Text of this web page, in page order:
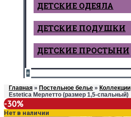
ДЕТCКИЕ ОДЕЯЛА
ДЕТСКИЕ ПОДУШКИ
ДЕТСКИЕ ПРОСТЫНИ
+
Главная » Постельное белье » Коллекции
Estetica Мерлетто (размер 1,5-спальный)
-30%
Нет в наличии